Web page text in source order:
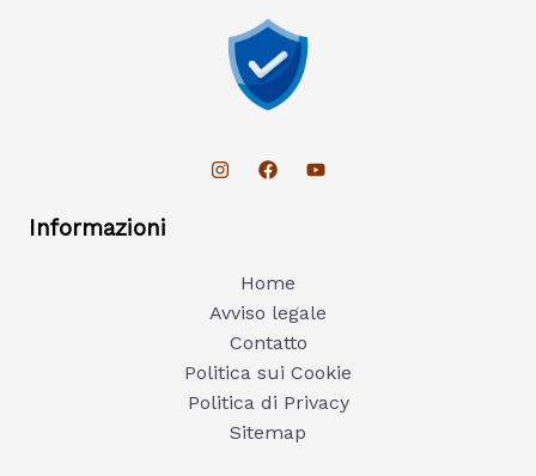
Informazioni
Home
Avviso legale
Contatto
Politica sui Cookie
Politica di Privacy
Sitemap